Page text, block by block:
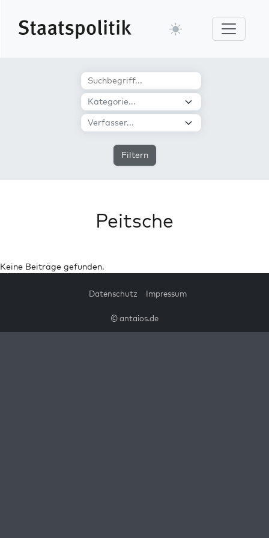
Filtern
Peitsche
Keine Beiträge gefunden.
Datenschutz Impressum
© antaios.de